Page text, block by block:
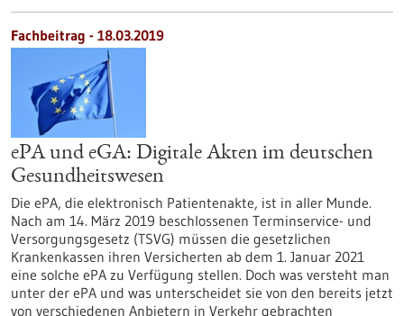
Fachbeitrag - 18.03.2019
ePA und eGA: Digitale Akten im deutschen
Gesundheitswesen
Die ePA, die elektronisch Patientenakte, ist in aller Munde.
Nach am 14. März 2019 beschlossenen Terminservice- und
Versorgungsgesetz (TSVG) müssen die gesetzlichen
Krankenkassen ihren Versicherten ab dem 1. Januar 2021
eine solche ePA zu Verfügung stellen. Doch was versteht man
unter der ePA und was unterscheidet sie von den bereits jetzt
von verschiedenen Anbietern in Verkehr gebrachten